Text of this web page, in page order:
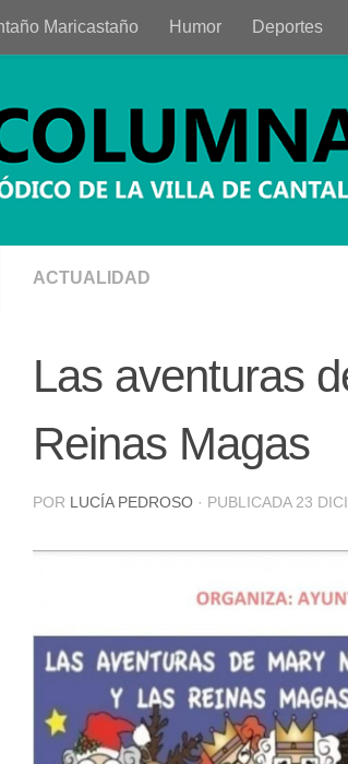
Maricastaño Humor Deportes
ACTUALIDAD
Las aventuras
Reinas Magas
POR LUCÍA PEDROSO · PUBLICADA 23